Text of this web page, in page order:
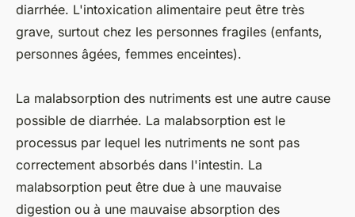
diarrhée. L'intoxication alimentaire peut être très
grave, surtout chez les personnes fragiles (enfants,
personnes âgées, femmes enceintes).
La malabsorption des nutriments est une autre cause
possible de diarrhée. La malabsorption est le
processus par lequel les nutriments ne sont pas
correctement absorbés dans l'intestin. La
malabsorption peut être due à une mauvaise
digestion ou à une mauvaise absorption des